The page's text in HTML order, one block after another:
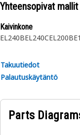
Yhteensopivat mallit
Kaivinkone
EL240BEL240CEL200B
Takuutiedot
Palautuskäytäntö
Parts